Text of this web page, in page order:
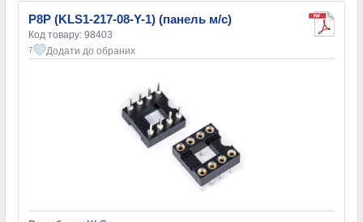
P8P (KLS1-217-08-Y-1) (панель м/с)
Код товару: 98403
7 Додати до обраних